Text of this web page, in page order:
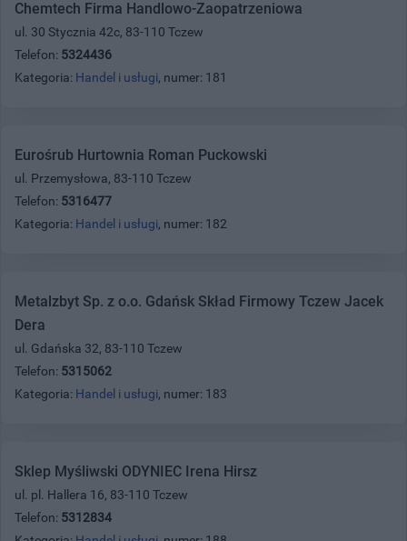
Chemtech Firma Handlowo-Zaopatrzeniowa
ul. 30 Stycznia 42c, 83-110 Tczew
Telefon: 5324436
Kategoria: Handel i usługi, numer: 181
Eurośrub Hurtownia Roman Puckowski
ul. Przemysłowa, 83-110 Tczew
Telefon: 5316477
Kategoria: Handel i usługi, numer: 182
Metalzbyt Sp. z o.o. Gdańsk Skład Firmowy Tczew Jacek
Dera
ul. Gdańska 32, 83-110 Tczew
Telefon: 5315062
Kategoria: Handel i usługi, numer: 183
Sklep Myśliwski ODYNIEC Irena Hirsz
ul. pl. Hallera 16, 83-110 Tczew
Telefon: 5312834